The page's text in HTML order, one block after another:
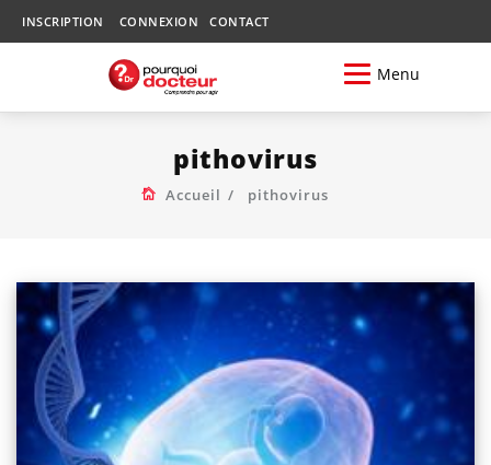
INSCRIPTION CONNEXION CONTACT
Menu
pithovirus
Accueil pithovirus